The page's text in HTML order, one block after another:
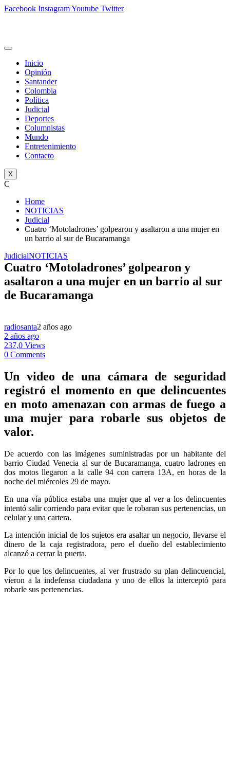
Facebook InstagramYoutube Twitter
Inicio
Opinión
Santander
Colombia
Política
Judicial
Deportes
Columnistas
Mundo
Entretenimiento
Contacto
X
C
Home
NOTICIAS
Judicial
Cuatro ‘Motoladrones’ golpearon y asaltaron a una mujer en
un barrio al sur de Bucaramanga
JudicialNOTICIAS
Cuatro ‘Motoladrones’ golpearon y
asaltaron a una mujer en un barrio al sur
de Bucaramanga
radiosanta2 años ago
2 años ago
237,0 Views
0 Comments
Un video de una cámara de seguridad
registró el momento en que delincuentes
en moto amenazan con armas de fuego a
una mujer para robarle sus objetos de
valor.
De acuerdo con las imágenes suministradas por un habitante del
barrio Ciudad Venecia al sur de Bucaramanga, cuatro ladrones en
dos motos llegaron a la calle 94 con carrera 13A, en horas de la
noche del miércoles 29 de mayo.
En una vía pública estaba una mujer que al ver a los delincuentes
intentó salir corriendo para evitar que le robaran sus pertenencias, un
celular y una cartera.
La intención inicial de los sujetos era asaltar un negocio, llevarse el
dinero de la caja registradora, pero el dueño del establecimiento
alcanzó a cerrar la puerta.
Por lo que los delincuentes, al ver frustrado su plan delincuencial,
vieron a la indefensa ciudadana y uno de ellos la interceptó para
robarle sus pertenencias.